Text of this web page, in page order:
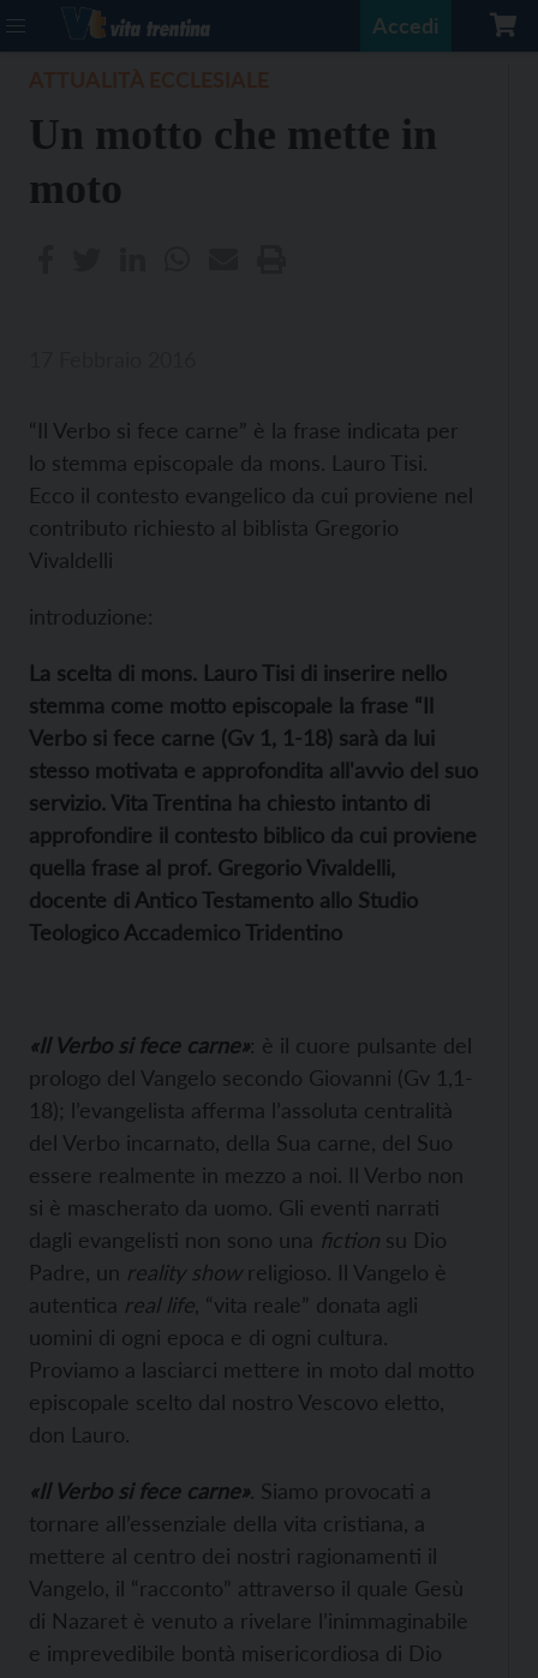
Accedi
Un motto che mette in
moto
“Il Verbo si fece carne” è la frase indicata per
lo stemma episcopale da mons. Lauro Tisi.
Ecco il contesto evangelico da cui proviene nel
contributo richiesto al biblista Gregorio
Vivaldelli
introduzione:
La scelta di mons. Lauro Tisi di inserire nello
stemma come motto episcopale la frase “Il
Verbo si fece carne (Gv 1, 1-18) sarà da lui
stesso motivata e approfondita all'avvio del suo
servizio. Vita Trentina ha chiesto intanto di
approfondire il contesto biblico da cui proviene
quella frase al prof. Gregorio Vivaldelli,
docente di Antico Testamento allo Studio
Teologico Accademico Tridentino
«Il Verbo si fece carne»: è il cuore pulsante del
prologo del Vangelo secondo Giovanni (Gv 1,1-
18); l’evangelista afferma l’assoluta centralità
del Verbo incarnato, della Sua carne, del Suo
essere realmente in mezzo a noi. Il Verbo non
si è mascherato da uomo. Gli eventi narrati
dagli evangelisti non sono una fiction su Dio
Padre, un reality showreligioso. Il Vangelo è
autentica real life , “vita reale” donata agli
uomini di ogni epoca e di ogni cultura.
Proviamo a lasciarci mettere in moto dal motto
episcopale scelto dal nostro Vescovo eletto,
don Lauro.
«Il Verbo si fece carne». Siamo provocati a
tornare all’essenziale della vita cristiana, a
mettere al centro dei nostri ragionamenti il
Vangelo, il “racconto” attraverso il quale Gesù
di Nazaret è venuto a rivelare l’inimmaginabile
e imprevedibile bontà misericordiosa di Dio